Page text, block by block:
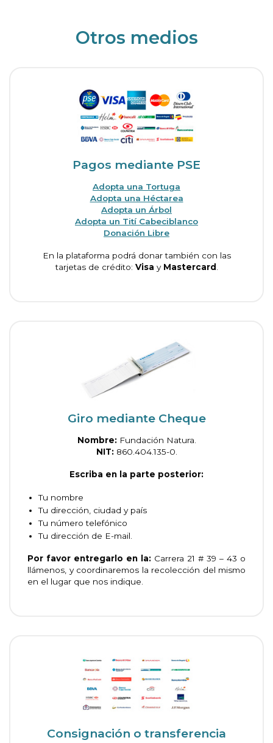
Otros medios
Pagos mediante PSE
Adopta una Tortuga
Adopta una Héctarea
Adopta un Árbol
Adopta un Tití Cabeciblanco
Donación Libre
En la plataforma podrá donar también con las
tarjetas de crédito: Visa y Mastercard
Giro mediante Cheque
Nombre:Fundación Natura.
NIT:860.404.135-0.
Escriba en la parte posterior:
Tu nombre
Tu dirección, ciudad y país
Tu número telefónico
Tu dirección de E-mail.
Por favor entregarlo en la: Carrera 21 # 39 – 43 o
llámenos, y coordinaremos la recolección del mismo
en el lugar que nos indique.
Consignación o transferencia